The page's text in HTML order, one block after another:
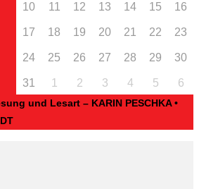
10 11 12 13 14 15 16
17 18 19 20 21 22 23
24 25 26 27 28 29 30
31 1 2 3 4 5 6
und Lesart – KARIN PESCHKA •